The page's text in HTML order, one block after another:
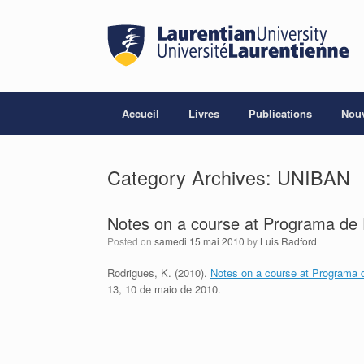
Accueil Livres Publications
Category Archives: UNIBAN
Notes on a course at Programa
Posted on samedi 15 mai 2010 by Luis Radford
Rodrigues, K. (2010). Notes on a course at Programa
13, 10 de maio de 2010.